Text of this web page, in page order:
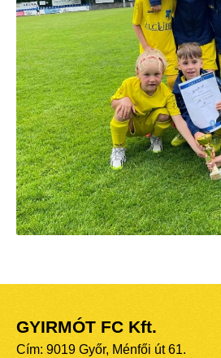
GYIRMÓT FC Kft.
Cím: 9019 Győr, Ménfői út 61.